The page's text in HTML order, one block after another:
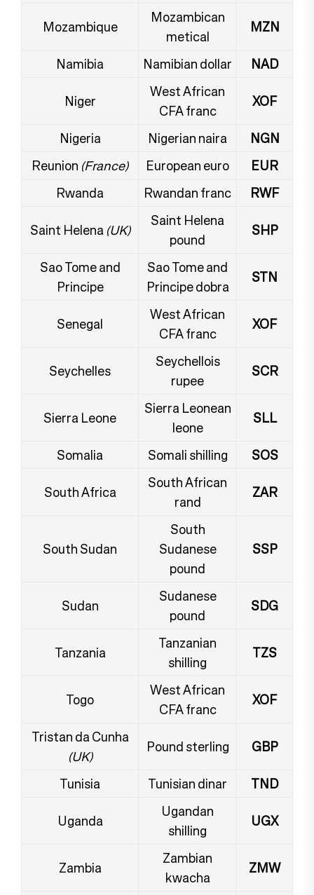
Mozambique
Mozambican
metical
MZN
Namibia Namibian dollar NAD
Niger
West African
CFA franc
XOF
Nigeria Nigerian naira
NGN
Reunion (France) European euro
EUR
Rwanda
Rwandan franc RWF
Saint Helena(UK)
Saint Helena
pound
SHP
Sao Tome and
Principe
Sao Tome and
Principe dobra
STN
Senegal
West African
CFA franc
XOF
Seychelles
Seychellois
rupee
SCR
Sierra Leone
Sierra Leonean
leone
SLL
Somalia Somali shilling SOS
South Africa
South African
rand
ZAR
South Sudan
South
Sudanese
pound
SSP
Sudan
Sudanese
pound
SDG
Tanzania
Tanzanian
shilling
TZS
Togo
West African
CFA franc
XOF
Tristan da Cunha
(UK)
Pound sterling GBP
Tunisia Tunisian dinar TND
Uganda
Ugandan
shilling
UGX
Zambia
Zambian
kwacha
ZMW